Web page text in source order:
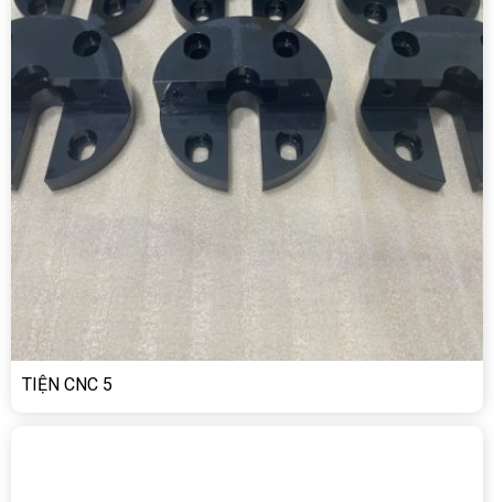
TIỆN CNC 5